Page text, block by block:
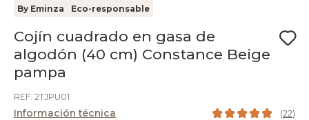
By Eminza Eco-responsable
Cojín cuadrado en gasa de
algodón (40 cm) Constance Beige
pampa
REF. 2TJPU01
Información técnica (22)